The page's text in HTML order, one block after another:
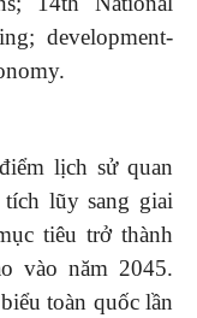
development-
lịch sử quan
lũy sang giai
tiêu trở thành
vào năm 2045.
toàn quốc lần